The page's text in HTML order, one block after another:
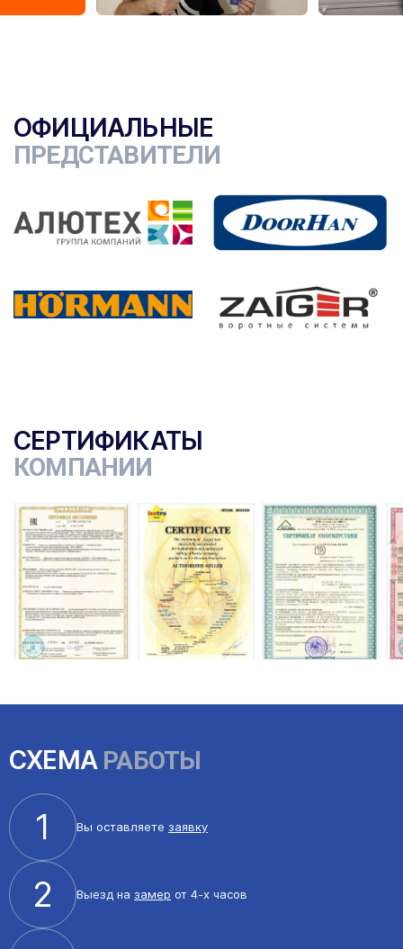
ОФИЦИАЛЬНЫЕ
ПРЕДСТАВИТЕЛИ
СЕРТИФИКАТЫ
КОМПАНИИ
СХЕМАРАБОТЫ
1 Вы оставляете заявку
2 Выезд на замер от 4-х часов